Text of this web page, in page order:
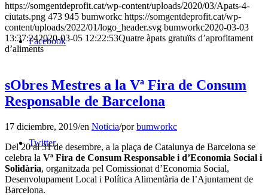
Facebook
Twitter
https://somgentdeprofit.cat/wp-content/uploads/2020/03/Apats-4-
ciutats.png 473 945 bumworkc https://somgentdeprofit.cat/wp-
content/uploads/2022/01/logo_header.svg bumworkc2020-03-03
13:37:242020-03-05 12:22:53Quatre àpats gratuïts d’aprofitament
d’aliments
sObres Mestres a la Vª Fira de Consum
Responsable de Barcelona
17 diciembre, 2019/en Noticia/porbumworkc
Del 20 al 31 de desembre, a la plaça de Catalunya de Barcelona se
celebra la Vª Fira de Consum Responsable i d’Economia Social i
Solidària, organitzada pel Comissionat d’Economia Social,
Desenvolupament Local i Política Alimentària de l’Ajuntament de
Barcelona.